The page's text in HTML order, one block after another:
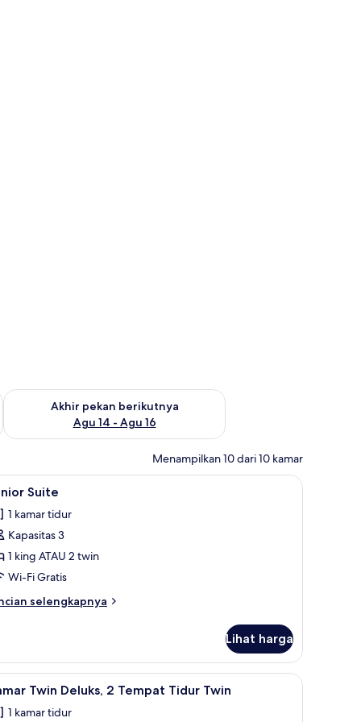
Agu 7 - Agu 9
Akhir pekan berikutnya
Agu 14 - Agu 16
Periksa ketersediaan untuk akhir pekan berikutnya Agu 14 -
Menampilkan 10 dari 10 kamar
setrika/meja setrika Junior Suite | Seprai premium, minibar,
14 Suite
1 kamar tidur
Kapasitas 3
1 king ATAU 2 twin
Wi-Fi Gratis
selengkapnya
Lihat harga
setrika/meja setrika Kamar Twin Deluks, 2 Tempat Tidur Twin |
7 Twin Deluks, 2 Tempat Tidur Twin
1 kamar tidur